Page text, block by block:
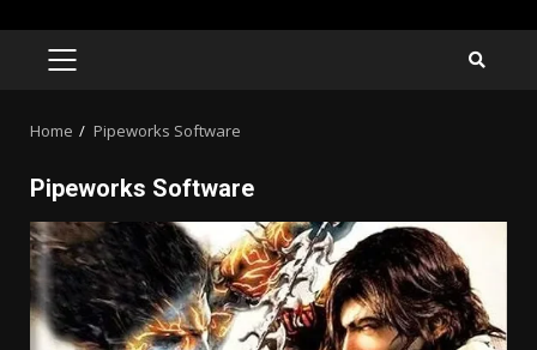
PRIMARY
Home Pipeworks Software
Pipeworks Software